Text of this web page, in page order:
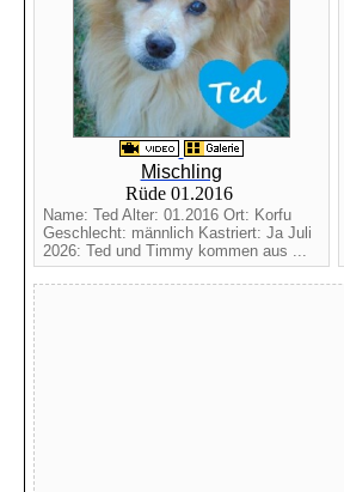
Mischling
Rüde 01.2016
Name: Ted Alter: 01.2016 Ort: Korfu
Geschlecht: männlich Kastriert: Ja Juli
2026: Ted und Timmy kommen aus ...